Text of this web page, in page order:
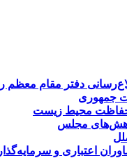
دفتر مقام معظم
جمهوری
محیط زیست
مجلس
اعتباری و